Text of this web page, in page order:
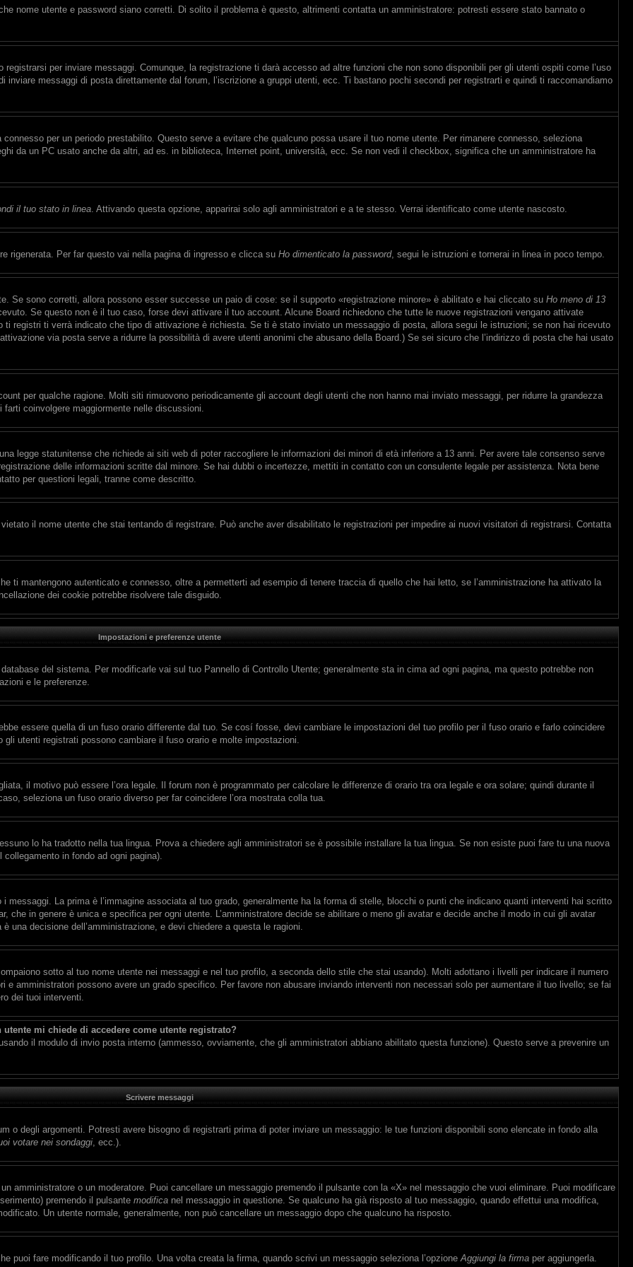
nome utente e password siano corretti. Di solito il problema è questo, altrimenti contatta un amministratore: potresti essere stato bannato o
per inviare messaggi. Comunque, la registrazione ti darà accesso ad altre funzioni che non sono disponibili per gli utenti ospiti come l’uso
inviare messaggi di posta direttamente dal forum, l’iscrizione a gruppi utenti, ecc. Ti bastano pochi secondi per registrarti e quindi ti raccomandiamo
per un periodo prestabilito. Questo serve a evitare che qualcuno possa usare il tuo nome utente. Per rimanere connesso, seleziona
da un PC usato anche da altri, ad es. in biblioteca, Internet point, università, ecc. Se non vedi il checkbox, significa che un amministratore ha
il tuo stato in linea. Attivando questa opzione, apparirai solo agli amministratori e a te stesso. Verrai identificato come utente nascosto.
rigenerata. Per far questo vai nella pagina di ingresso e clicca su Ho dimenticato la password, segui le istruzioni e tornerai in linea in poco tempo.
Se sono corretti, allora possono esser successe un paio di cose: se il supporto «registrazione minore» è abilitato e hai cliccato su Ho meno di 13
Se questo non è il tuo caso, forse devi attivare il tuo account. Alcune Board richiedono che tutte le nuove registrazioni vengano attivate
ti registri ti verrà indicato che tipo di attivazione è richiesta. Se ti è stato inviato un messaggio di posta, allora segui le istruzioni; se non hai ricevuto
via posta serve a ridurre la possibilità di avere utenti anonimi che abusano della Board.) Se sei sicuro che l’indirizzo di posta che hai usato
per qualche ragione. Molti siti rimuovono periodicamente gli account degli utenti che non hanno mai inviato messaggi, per ridurre la grandezza
coinvolgere maggiormente nelle discussioni.
legge statunitense che richiede ai siti web di poter raccogliere le informazioni dei minori di età inferiore a 13 anni. Per avere tale consenso serve
delle informazioni scritte dal minore. Se hai dubbi o incertezze, mettiti in contatto con un consulente legale per assistenza. Nota bene
per questioni legali, tranne come descritto.
il nome utente che stai tentando di registrare. Può anche aver disabilitato le registrazioni per impedire ai nuovi visitatori di registrarsi. Contatta
ti mantengono autenticato e connesso, oltre a permetterti ad esempio di tenere traccia di quello che hai letto, se l’amministrazione ha attivato la
dei cookie potrebbe risolvere tale disguido.
Impostazioni e preferenze utente
del sistema. Per modificarle vai sul tuo Pannello di Controllo Utente; generalmente sta in cima ad ogni pagina, ma questo potrebbe non
e le preferenze.
essere quella di un fuso orario differente dal tuo. Se cosí fosse, devi cambiare le impostazioni del tuo profilo per il fuso orario e farlo coincidere
utenti registrati possono cambiare il fuso orario e molte impostazioni.
il motivo può essere l’ora legale. Il forum non è programmato per calcolare le differenze di orario tra ora legale e ora solare; quindi durante il
seleziona un fuso orario diverso per far coincidere l’ora mostrata colla tua.
lo ha tradotto nella tua lingua. Prova a chiedere agli amministratori se è possibile installare la tua lingua. Se non esiste puoi fare tu una nuova
in fondo ad ogni pagina).
messaggi. La prima è l’immagine associata al tuo grado, generalmente ha la forma di stelle, blocchi o punti che indicano quanti interventi hai scritto
che in genere è unica e specifica per ogni utente. L’amministratore decide se abilitare o meno gli avatar e decide anche il modo in cui gli avatar
una decisione dell’amministrazione, e devi chiedere a questa le ragioni.
sotto al tuo nome utente nei messaggi e nel tuo profilo, a seconda dello stile che stai usando). Molti adottano i livelli per indicare il numero
amministratori possono avere un grado specifico. Per favore non abusare inviando interventi non necessari solo per aumentare il tuo livello; se fai
dei tuoi interventi.
mi chiede di accedere come utente registrato?
il modulo di invio posta interno (ammesso, ovviamente, che gli amministratori abbiano abilitato questa funzione). Questo serve a prevenire un
Scrivere messaggi
o degli argomenti. Potresti avere bisogno di registrarti prima di poter inviare un messaggio: le tue funzioni disponibili sono elencate in fondo alla
votare nei sondaggi, ecc.).
amministratore o un moderatore. Puoi cancellare un messaggio premendo il pulsante con la «X» nel messaggio che vuoi eliminare. Puoi modificare
premendo il pulsante modifica nel messaggio in questione. Se qualcuno ha già risposto al tuo messaggio, quando effettui una modifica,
Un utente normale, generalmente, non può cancellare un messaggio dopo che qualcuno ha risposto.
puoi fare modificando il tuo profilo. Una volta creata la firma, quando scrivi un messaggio seleziona l’opzioneAggiungi la firma per aggiungerla.